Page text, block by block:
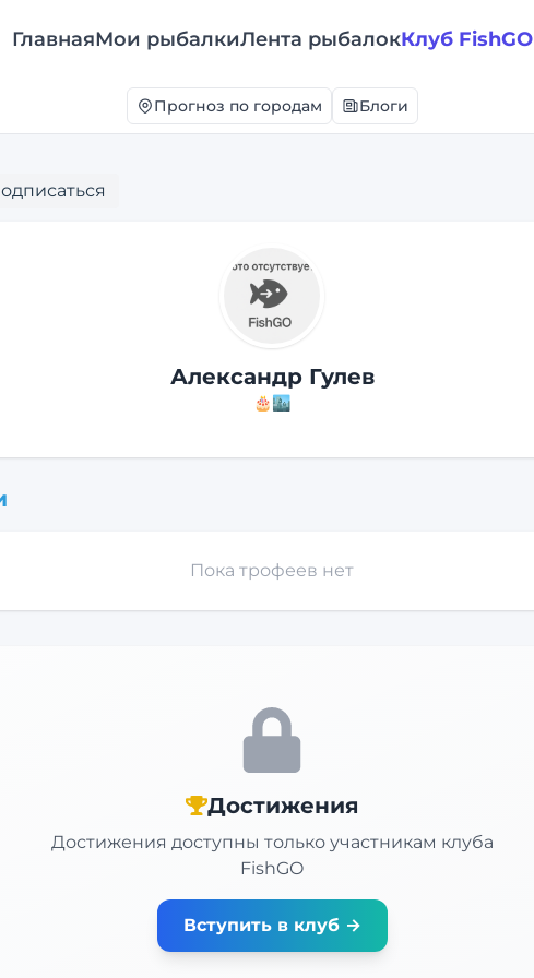
ГлавнаяМои рыбалкиЛента рыбалокКлуб FishGO
Прогноз по городам Блоги
Александр Гулев
🎂🏙️
Пока трофеев нет
Достижения
Достижения доступны только участникам клуба
FishGO
Вступить в клуб →